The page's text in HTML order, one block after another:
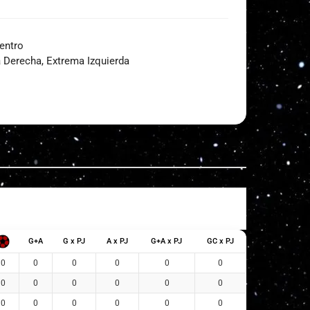
Derecha, Extrema Izquierda
G+A G x PJ A x PJ G+A x PJ GC x PJ
0 0 0 0 0 0
0 0 0 0 0 0
0 0 0 0 0 0